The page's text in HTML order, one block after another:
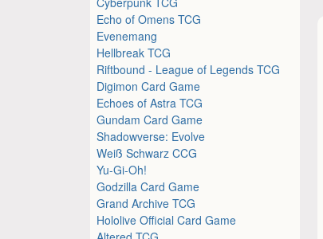
Echo of Omens TCG
Evenemang
Hellbreak TCG
Riftbound - League of Legends TCG
Digimon Card Game
Echoes of Astra TCG
Gundam Card Game
Shadowverse: Evolve
Weiß Schwarz CCG
Yu-Gi-Oh!
Godzilla Card Game
Grand Archive TCG
Hololive Official Card Game